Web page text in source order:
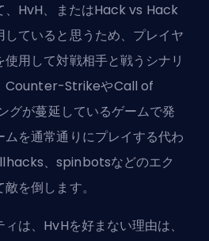
、HvH、またはHack vs Hack
ていると思うため、プレイヤ
用して対戦相手と戦うシナリ
Counter-StrikeやCall of
グが蔓延しているゲームで発
を通常通りにプレイする代わ
、spinbotsなどのエク
を倒します。
は、HvHを好まない理由は、